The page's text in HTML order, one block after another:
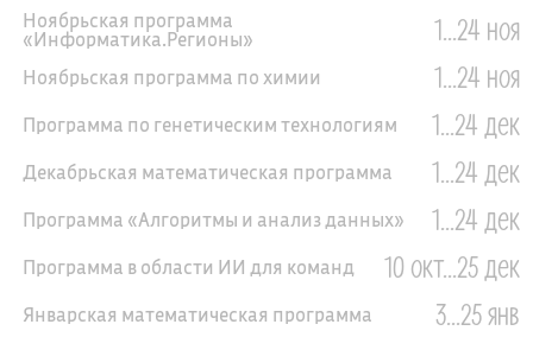
Ноябрьская программа
«Информатика.Регионы» 1...24 ноя
Ноябрьская программа по химии 1...24 ноя
Программа по генетическим технологиям 1...24 дек
Декабрьская математическая программа 1...24 дек
Программа «Алгоритмы и анализ данных» 1...24 дек
Программа в области ИИ для команд 10 окт...25 дек
Январская математическая программа 3...25 янв